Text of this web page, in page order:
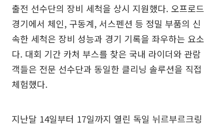
출전 선수단의 장비 세척을 상시 지원했다. 오프로드
경기에서 체인, 구동계, 서스펜션 등 정밀 부품의 신
속한 세척은 장비 성능과 경기 기록을 좌우하는 요소
다. 대회 기간 카처 부스를 찾은 국내 라이더와 관람
객들은 전문 선수단과 동일한 클리닝 솔루션을 직접
체험했다.
지난달 14일부터 17일까지 열린 독일 뉘르부르크링